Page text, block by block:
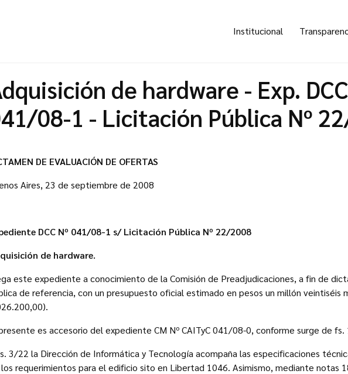
Institucional
de hardware - Exp.
08-1 - Licitación Pública Nº
DE EVALUACIÓN DE OFERTAS
Aires, 23 de septiembre de 2008
DCC Nº 041/08-1 s/ Licitación Pública Nº 22/2008
de hardware.
este expediente a conocimiento de la Comisión de Preadjudicaciones, a fin de
de referencia, con un presupuesto oficial estimado en pesos un millón veintiséis
es accesorio del expediente CM Nº CAITyC 041/08-0, conforme surge de fs.
3/22 la Dirección de Informática y Tecnología acompaña las especificaciones
requerimientos para el edificio sito en Libertad 1046. Asimismo, mediante notas